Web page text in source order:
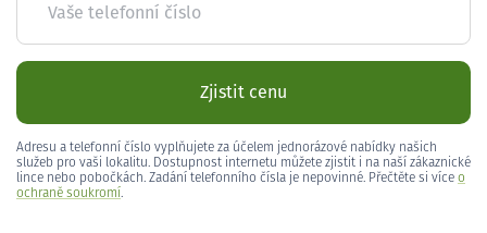
Vaše telefonní číslo
Zjistit cenu
Adresu a telefonní číslo vyplňujete za účelem jednorázové nabídky našich
služeb pro vaši lokalitu. Dostupnost internetu můžete zjistit i na naší zákaznické
lince nebo pobočkách. Zadání telefonního čísla je nepovinné. Přečtěte si více o
ochraně soukromí.